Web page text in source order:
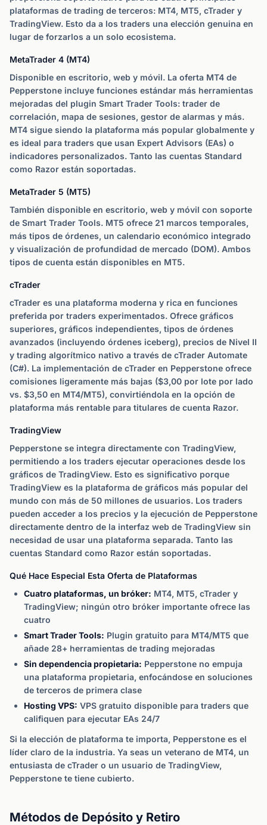
plataformas de trading de terceros: MT4, MT5, cTrader y
TradingView. Esto da a los traders una elección genuina en
lugar de forzarlos a un solo ecosistema.
MetaTrader 4 (MT4)
Disponible en escritorio, web y móvil. La oferta MT4 de
Pepperstone incluye funciones estándar más herramientas
mejoradas del plugin Smart Trader Tools: trader de
correlación, mapa de sesiones, gestor de alarmas y más.
MT4 sigue siendo la plataforma más popular globalmente y
es ideal para traders que usan Expert Advisors (EAs) o
indicadores personalizados. Tanto las cuentas Standard
como Razor están soportadas.
MetaTrader 5 (MT5)
También disponible en escritorio, web y móvil con soporte
de Smart Trader Tools. MT5 ofrece 21 marcos temporales,
más tipos de órdenes, un calendario económico integrado
y visualización de profundidad de mercado (DOM). Ambos
tipos de cuenta están disponibles en MT5.
cTrader
cTrader es una plataforma moderna y rica en funciones
preferida por traders experimentados. Ofrece gráficos
superiores, gráficos independientes, tipos de órdenes
avanzados (incluyendo órdenes iceberg), precios de Nivel II
y trading algorítmico nativo a través de cTrader Automate
(C#). La implementación de cTrader en Pepperstone ofrece
comisiones ligeramente más bajas ($3,00 por lote por lado
vs. $3,50 en MT4/MT5), convirtiéndola en la opción de
plataforma más rentable para titulares de cuenta Razor.
TradingView
Pepperstone se integra directamente con TradingView,
permitiendo a los traders ejecutar operaciones desde los
gráficos de TradingView. Esto es significativo porque
TradingView es la plataforma de gráficos más popular del
mundo con más de 50 millones de usuarios. Los traders
pueden acceder a los precios y la ejecución de Pepperstone
directamente dentro de la interfaz web de TradingView sin
necesidad de usar una plataforma separada. Tanto las
cuentas Standard como Razor están soportadas.
Qué Hace Especial Esta Oferta de Plataformas
Cuatro plataformas, un bróker: MT4, MT5, cTrader y
TradingView; ningún otro bróker importante ofrece las
cuatro
Smart Trader Tools: Plugin gratuito para MT4/MT5 que
añade 28+ herramientas de trading mejoradas
Sin dependencia propietaria: Pepperstone no empuja
una plataforma propietaria, enfocándose en soluciones
de terceros de primera clase
Hosting VPS: VPS gratuito disponible para traders que
califiquen para ejecutar EAs 24/7
Si la elección de plataforma te importa, Pepperstone es el
líder claro de la industria. Ya seas un veterano de MT4, un
entusiasta de cTrader o un usuario de TradingView,
Pepperstone te tiene cubierto.
Métodos de Depósito y Retiro